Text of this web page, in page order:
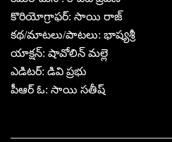
కొరియోగ్రాఫర్: సాయి రాజ్
కథ/మాటలు/పాటలు: భాష్యశ్రీ
యాక్షన్: షావోలిన్ మల్లె
ఎడిటర్: డివి ప్రభు
పీఆర్ ఓ: సాయి సతీష్